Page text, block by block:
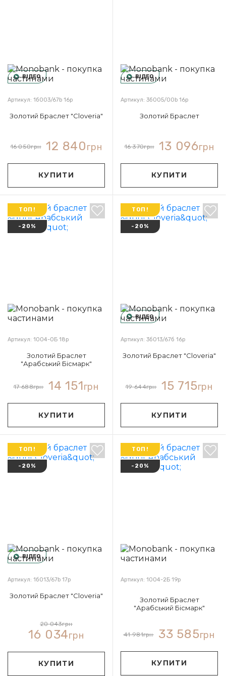
ВІДЕО
Артикул: 1б003/67b 16р
Золотий Браслет "Cloveria"
16 050грн 12 840грн
КУПИТИ
ВІДЕО
Артикул: 3б005/00b 16р
Золотий Браслет
16 370грн 13 096грн
КУПИТИ
ТОП!
-20%
Артикул: 1004-0Б 18р
Золотий Браслет
"Арабський Бісмарк"
17 688грн 14 151грн
КУПИТИ
ТОП!
-20%
ВІДЕО
Артикул: 3б013/67б 16р
Золотий Браслет "Cloveria"
19 644грн 15 715грн
КУПИТИ
ТОП!
-20%
ВІДЕО
Артикул: 1б013/67b 17р
Золотий Браслет "Cloveria"
20 043грн
16 034грн
КУПИТИ
ТОП!
-20%
Артикул: 1004-2Б 19р
Золотий Браслет
"Арабський Бісмарк"
41 981грн 33 585грн
КУПИТИ